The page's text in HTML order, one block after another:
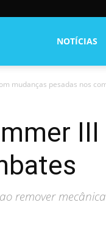
NOTÍCIAS
mudanças pesadas nos
remover